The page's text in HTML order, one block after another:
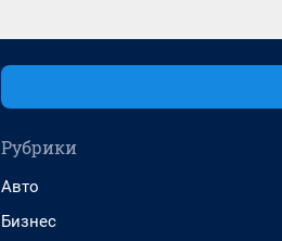
Рубрики
Авто
Бизнес